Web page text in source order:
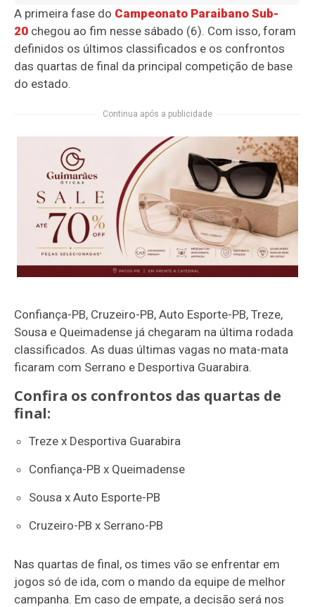
A primeira fase do Campeonato Paraibano Sub-
20 chegou ao fim nesse sábado (6). Com isso, foram
definidos os últimos classificados e os confrontos
das quartas de final da principal competição de base
do estado.
Continua após a publicidade
Confiança-PB, Cruzeiro-PB, Auto Esporte-PB, Treze,
Sousa e Queimadense já chegaram na última rodada
classificados. As duas últimas vagas no mata-mata
ficaram com Serrano e Desportiva Guarabira.
Confira os confrontos das quartas de
final:
Treze x Desportiva Guarabira
Confiança-PB x Queimadense
Sousa x Auto Esporte-PB
Cruzeiro-PB x Serrano-PB
Nas quartas de final, os times vão se enfrentar em
jogos só de ida, com o mando da equipe de melhor
campanha. Em caso de empate, a decisão será nos